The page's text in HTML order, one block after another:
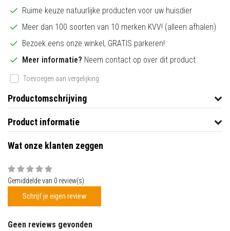
Ruime keuze natuurlijke producten voor uw huisdier
Meer dan 100 soorten van 10 merken KVV! (alleen afhalen)
Bezoek eens onze winkel, GRATIS parkeren!
Meer informatie? Neem contact op over dit product
Toevoegen aan vergelijking
Productomschrijving
Product informatie
Wat onze klanten zeggen
Gemiddelde van 0 review(s)
Schrijf je eigen review
Geen reviews gevonden